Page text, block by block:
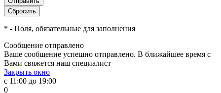
* - Поля, обязательные для заполнения
Сообщение отправлено
Ваше сообщение успешно отправлено. В ближайшее время с
Вами свяжется наш специалист
Закрыть окно
с 11:00 до 19:00
0